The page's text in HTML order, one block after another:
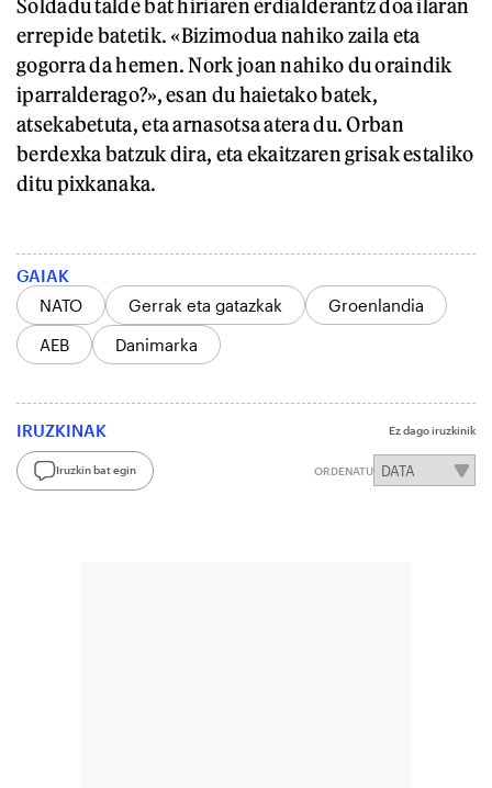
Soldadu talde bat hiriaren erdialderantz doa ilaran
errepide batetik. «Bizimodua nahiko zaila eta
gogorra da hemen. Nork joan nahiko du oraindik
iparralderago?», esan du haietako batek,
atsekabetuta, eta arnasotsa atera du. Orban
berdexka batzuk dira, eta ekaitzaren grisak estaliko
ditu pixkanaka.
GAIAK
NATO
Gerrak eta gatazkak
Groenlandia
AEB
Danimarka
IRUZKINAK Ez dago iruzkinik
Iruzkin bat egin ORDENATU